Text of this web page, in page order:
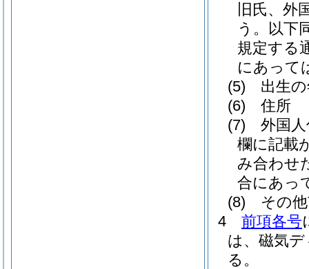
旧氏、外
う。以下
規定する
にあって
(5)
出生
(6)
住所
(7)
外国
欄に記載
み合わせ
合にあっ
(8)
その
4
前項各号
は、磁気
る。